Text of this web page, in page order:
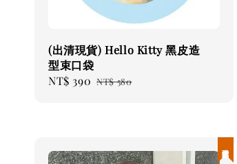
(出清現貨) Hello Kitty 黑皮造
型束口袋
Sale
NT$ 390 Regular
NT$ 580